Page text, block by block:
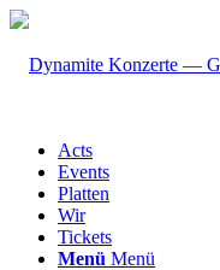
Acts
Events
Platten
Wir
Tickets
Menü Menü